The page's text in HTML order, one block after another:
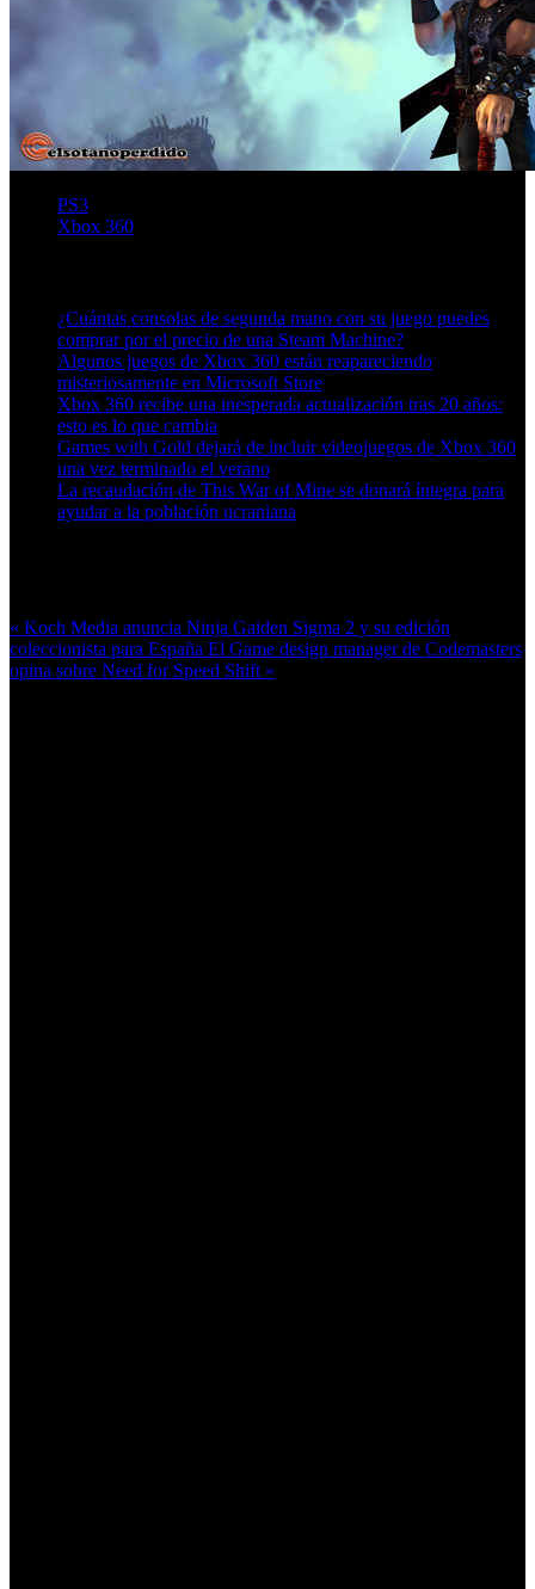
PS3
Xbox 360
¿Cuántas consolas de segunda mano con su juego puedes
comprar por el precio de una Steam Machine?
Algunos juegos de Xbox 360 están reapareciendo
misteriosamente en Microsoft Store
Xbox 360 recibe una inesperada actualización tras 20 años:
esto es lo que cambia
Games with Gold dejará de incluir videojuegos de Xbox 360
una vez terminado el verano
La recaudación de This War of Mine se donará íntegra para
ayudar a la población ucraniana
« Koch Media anuncia Ninja Gaiden Sigma 2 y su edición
coleccionista para España El Game design manager de Codemasters
opina sobre Need for Speed Shift »